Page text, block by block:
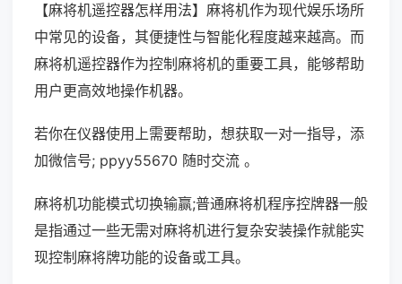
【麻将机遥控器怎样用法】麻将机作为现代娱乐场所
中常见的设备，其便捷性与智能化程度越来越高。而
麻将机遥控器作为控制麻将机的重要工具，能够帮助
用户更高效地操作机器。
若你在仪器使用上需要帮助，想获取一对一指导，添
加微信号; ppyy55670 随时交流 。
麻将机功能模式切换输赢;普通麻将机程序控牌器一般
是指通过一些无需对麻将机进行复杂安装操作就能实
现控制麻将牌功能的设备或工具。